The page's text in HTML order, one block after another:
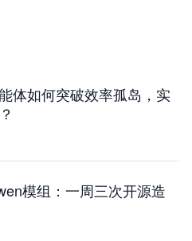
工作台
体如何突破效率孤岛，实
模组：一周三次开源造